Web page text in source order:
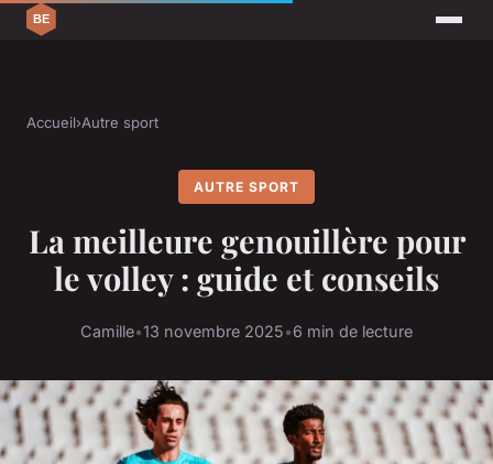
Accueil›Autre sport
AUTRE SPORT
La meilleure genouillère pour
le volley : guide et conseils
Camille•13 novembre 2025•6 min de lecture